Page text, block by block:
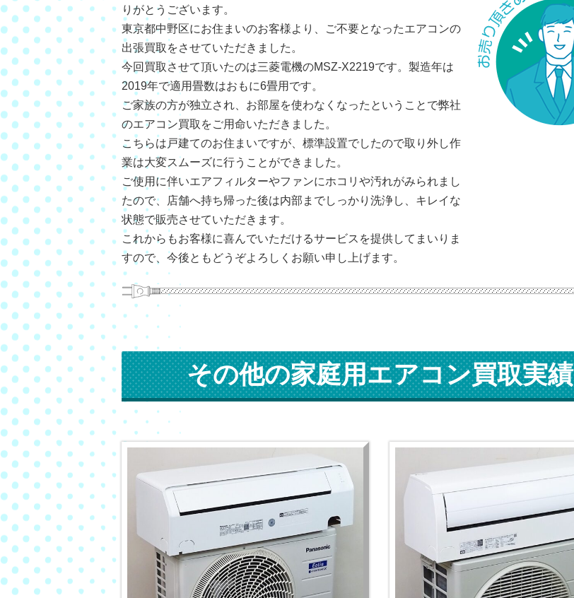
りがとうございます。
東京都中野区にお住まいのお客様より、ご不要となったエアコンの
出張買取をさせていただきました。
今回買取させて頂いたのは三菱電機のMSZ-X2219です。製造年は
2019年で適用畳数はおもに6畳用です。
ご家族の方が独立され、お部屋を使わなくなったということで弊社
のエアコン買取をご用命いただきました。
こちらは戸建てのお住まいですが、標準設置でしたので取り外し作
業は大変スムーズに行うことができました。
ご使用に伴いエアフィルターやファンにホコリや汚れがみられまし
たので、店舗へ持ち帰った後は内部までしっかり洗浄し、キレイな
状態で販売させていただきます。
これからもお客様に喜んでいただけるサービスを提供してまいりま
すので、今後ともどうぞよろしくお願い申し上げます。
その他の家庭用エアコン買取実績